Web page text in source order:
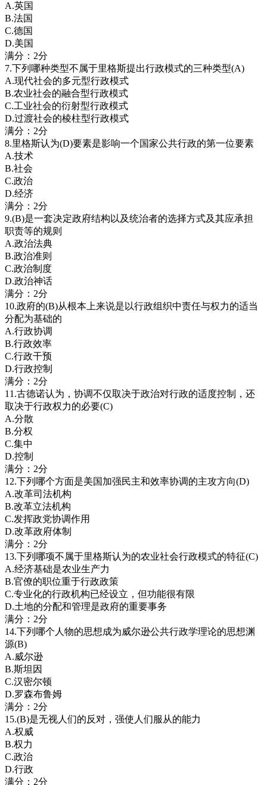
A.英国
B.法国
C.德国
D.美国
满分：2分
7.下列哪种类型不属于里格斯提出行政模式的三种类型(A)
A.现代社会的多元型行政模式
B.农业社会的融合型行政模式
C.工业社会的衍射型行政模式
D.过渡社会的棱柱型行政模式
满分：2分
8.里格斯认为(D)要素是影响一个国家公共行政的第一位要素
A.技术
B.社会
C.政治
D.经济
满分：2分
9.(B)是一套决定政府结构以及统治者的选择方式及其应承担
职责等的规则
A.政治法典
B.政治准则
C.政治制度
D.政治神话
满分：2分
10.政府的(B)从根本上来说是以行政组织中责任与权力的适当
分配为基础的
A.行政协调
B.行政效率
C.行政干预
D.行政控制
满分：2分
11.古德诺认为，协调不仅取决于政治对行政的适度控制，还
取决于行政权力的必要(C)
A.分散
B.分权
C.集中
D.控制
满分：2分
12.下列哪个方面是美国加强民主和效率协调的主攻方向(D)
A.改革司法机构
B.改革立法机构
C.发挥政党协调作用
D.改革政府体制
满分：2分
13.下列哪项不属于里格斯认为的农业社会行政模式的特征(C)
A.经济基础是农业生产力
B.官僚的职位重于行政政策
C.专业化的行政机构已经设立，但功能很有限
D.土地的分配和管理是政府的重要事务
满分：2分
14.下列哪个人物的思想成为威尔逊公共行政学理论的思想渊
源(B)
A.威尔逊
B.斯坦因
C.汉密尔顿
D.罗森布鲁姆
满分：2分
15.(B)是无视人们的反对，强使人们服从的能力
A.权威
B.权力
C.政治
D.行政
满分：2分